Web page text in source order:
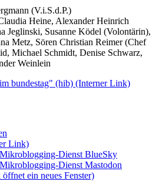
(V.i.S.d.P.)
Heine, Alexander Heinrich
Jeglinski, Susanne Ködel (Volontärin),
Metz, Sören Christian Reimer (Chef
Michael Schmidt, Denise Schwarz,
Weinlein
bundestag" (hib) (Interner Link)
Link)
Dienst BlueSky
Dienst Mastodon
ein neues Fenster)